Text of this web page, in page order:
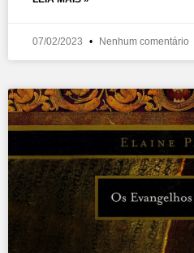
07/02/2023 Nenhum comentário